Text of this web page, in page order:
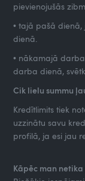
pievienojušās
• tajā pašā
dienā.
• nākamajā
darba dienā,
Cik lielu summu
Kredītlimits tiek
uzzinātu savu
profilā, ja esi jau
Kāpēc man